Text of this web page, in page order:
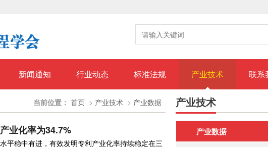
新闻通知 行业动态 标准法规 产业技术 联系
产业技术
产业数据
当前位置： 首页 > 产业技术 > 产业数据
业化率为34.7%
平稳中有进，有效发明专利产业化率持续稳定在三